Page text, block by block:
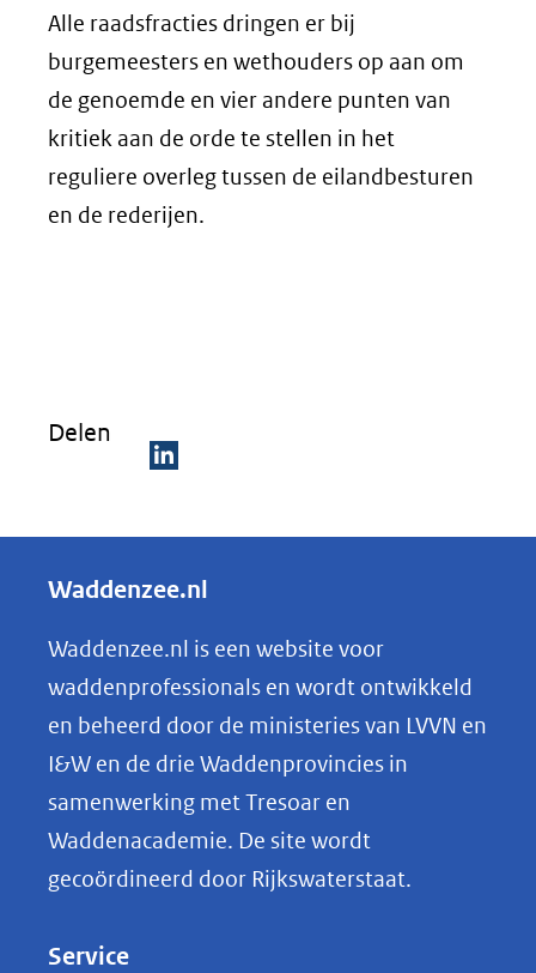
Alle raadsfracties dringen er bij
burgemeesters en wethouders op aan om
de genoemde en vier andere punten van
kritiek aan de orde te stellen in het
reguliere overleg tussen de eilandbesturen
en de rederijen.
Delen
e
e
n
o
p
k
e
Waddenzee.nl
Waddenzee.nl is een website voor
waddenprofessionals en wordt ontwikkeld
en beheerd door de ministeries van LVVN en
I&W en de drie Waddenprovincies in
samenwerking met Tresoar en
Waddenacademie. De site wordt
gecoördineerd door Rijkswaterstaat.
Service